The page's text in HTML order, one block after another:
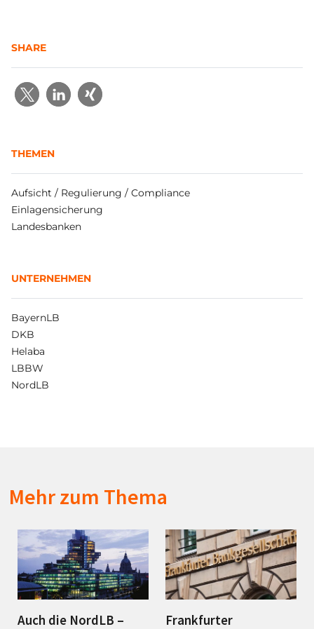
SHARE
THEMEN
Aufsicht / Regulierung / Compliance
Einlagensicherung
Landesbanken
UNTERNEHMEN
BayernLB
DKB
Helaba
LBBW
NordLB
Mehr zum Thema
Auch die NordLB –
Frankfurter